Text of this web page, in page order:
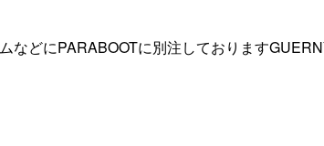
などにPARABOOTに別注しております